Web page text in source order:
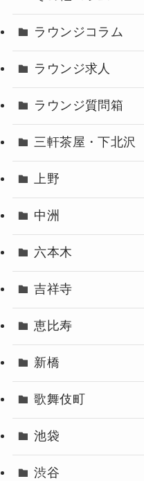
ラウンジコラム
ラウンジ求人
ラウンジ質問箱
三軒茶屋・下北沢
上野
中洲
六本木
吉祥寺
恵比寿
新橋
歌舞伎町
池袋
渋谷